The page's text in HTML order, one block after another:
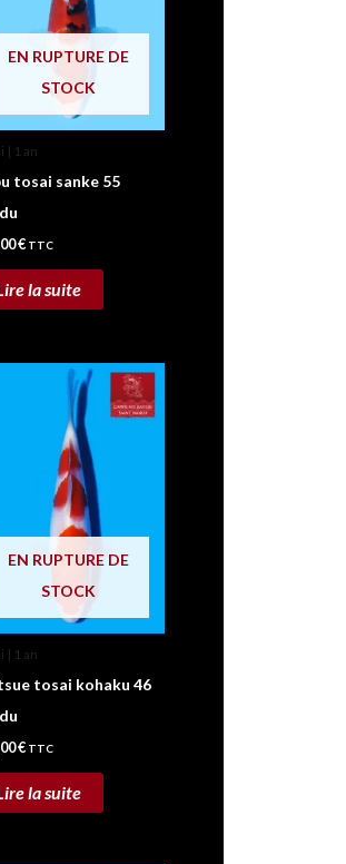
EN RUPTURE DE
STOCK
| 1 an
tosai sanke 55
€ TTC
la suite
EN RUPTURE DE
STOCK
| 1 an
tosai kohaku 46
€ TTC
la suite